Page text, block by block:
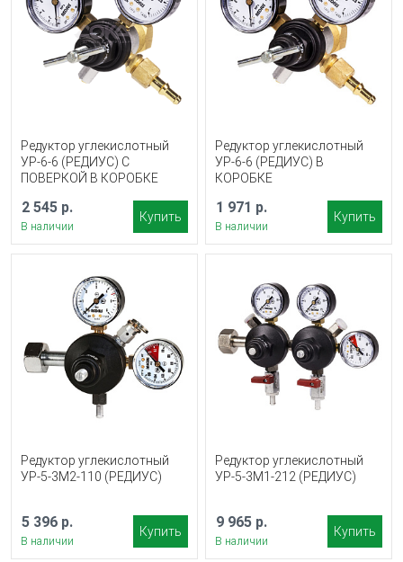
Редуктор углекислотный
УР-6-6 (РЕДИУС) С
ПОВЕРКОЙ В КОРОБКЕ
2 545 р.
В наличии
Купить
Редуктор углекислотный
УР-6-6 (РЕДИУС) В
КОРОБКЕ
1 971 р.
В наличии
Купить
Редуктор углекислотный
УР-5-3М2-110 (РЕДИУС)
5 396 р.
В наличии
Купить
Редуктор углекислотный
УР-5-3М1-212 (РЕДИУС)
9 965 р.
В наличии
Купить